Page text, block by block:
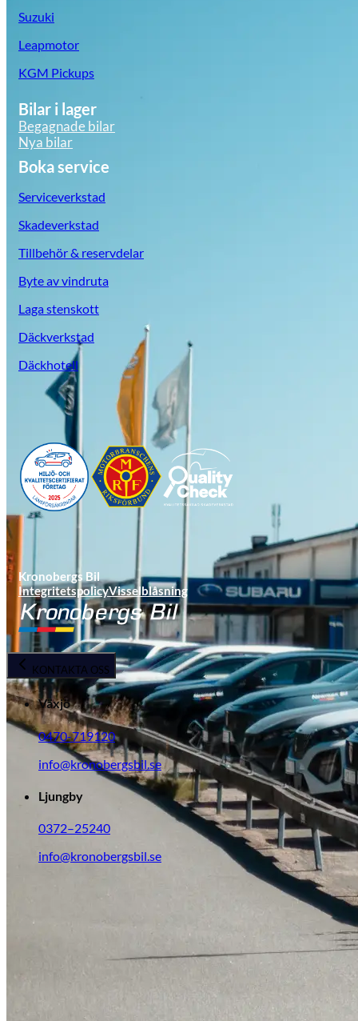
Suzuki
Leapmotor
Tillbehör & reservdelar
Suzuki
Leapmotor
KGM Pickups
Bilar i lager
Begagnade bilar
Nya bilar
Boka service
Serviceverkstad
Skadeverkstad
Tillbehör & reservdelar
Byte av vindruta
Laga stenskott
Däckverkstad
Däckhotell
Kronobergs Bil
IntegritetspolicyVisselblåsning
KONTAKTA OSS
Växjö
0470-719120
info@kronobergsbil.se
Ljungby
0372–25240
info@kronobergsbil.se